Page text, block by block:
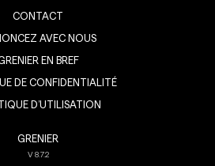
CONTACT
AVEC NOUS
EN BREF
DE CONFIDENTIALITÉ
D’UTILISATION
GRENIER
V8.7.2